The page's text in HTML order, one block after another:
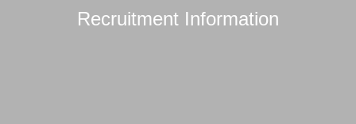
Recruitment Information